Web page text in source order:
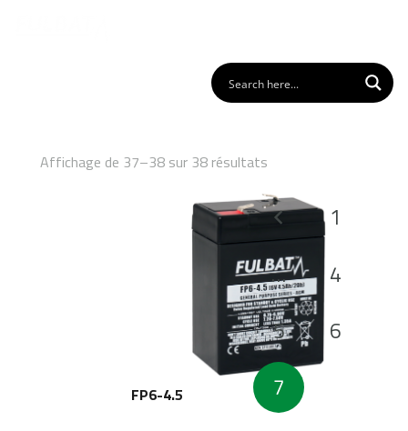
Affichage de 37–38 sur 38 résultats
FP6-4.5
publications
1
…
4
5
6
7